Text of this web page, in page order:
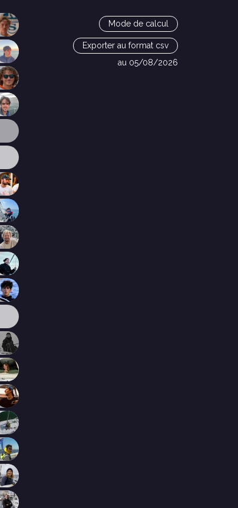
Mode de calcul
Exporter au format csv
au 05/08/2026